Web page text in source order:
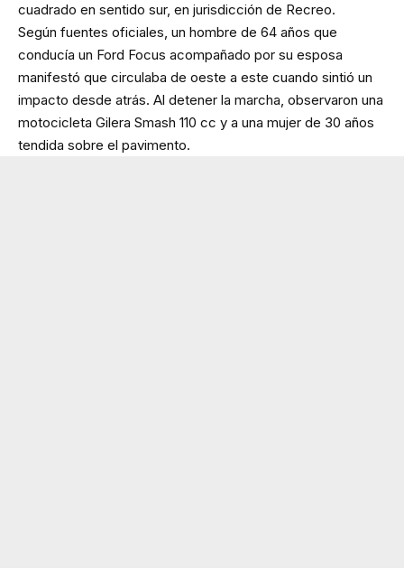
cuadrado en sentido sur, en jurisdicción de Recreo.
Según fuentes oficiales, un hombre de 64 años que
conducía un Ford Focus acompañado por su esposa
manifestó que circulaba de oeste a este cuando sintió un
impacto desde atrás. Al detener la marcha, observaron una
motocicleta Gilera Smash 110 cc y a una mujer de 30 años
tendida sobre el pavimento.